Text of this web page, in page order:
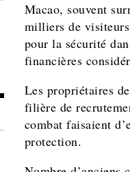
Macao, souvent
milliers de
pour la sécurité
financières
Les propriétaires
filière de
combat faisaient
protection.